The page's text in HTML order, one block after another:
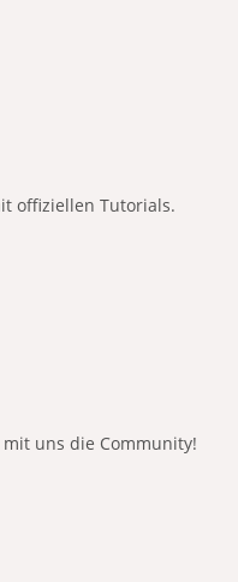
offiziellen Tutorials.
uns die Community!